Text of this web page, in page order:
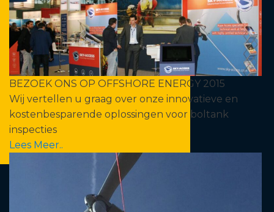
BEZOEK ONS OP OFFSHORE ENERGY 2015
Wij vertellen u graag over onze innovatieve en
kostenbesparende oplossingen voor boltank
inspecties
Lees Meer..